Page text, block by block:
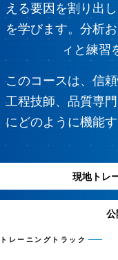
える要因を割り出
を学びます。分析
ィと練習
このコースは、信
工程技師、品質専
にどのように機能
現地トレ
公
トレーニングトラック